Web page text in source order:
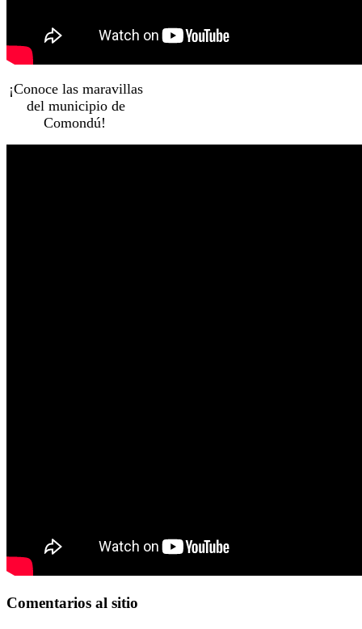
¡Conoce las maravillas
del municipio de
Comondú!
Comentarios al sitio